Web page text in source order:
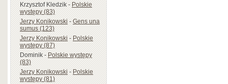
Krzysztof Kledzik-Polskie
występy (83)
Jerzy Konikowski-Gens una
sumus (123)
Jerzy Konikowski-Polskie
występy (87)
Dominik-Polskie występy
(83)
Jerzy Konikowski-Polskie
występy (81)